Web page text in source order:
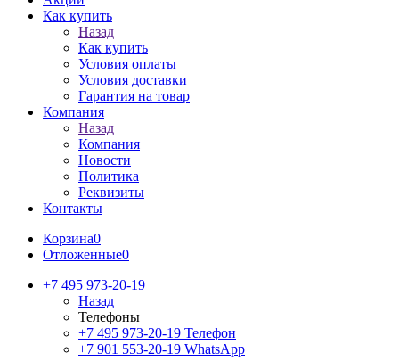
Как купить
Назад
Как купить
Условия оплаты
Условия доставки
Гарантия на товар
Компания
Назад
Компания
Новости
Политика
Реквизиты
Контакты
Корзина0
Отложенные0
+7 495 973-20-19
Назад
Телефоны
+7 495 973-20-19 Телефон
+7 901 553-20-19 WhatsApp